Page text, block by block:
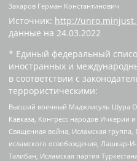
Захаров Герман Константинович
Источник: http://
данные на 24.03.2022
* Единый федеральный
иностранных и
в соответствии с
террористическими:
Высший военный Маджлисуль Шура
Кавказа, Конгресс народов Ичкерии и
Священная война, Исламская группа,
исламского освобождения, Лашкар-
Талибан, Исламская партия